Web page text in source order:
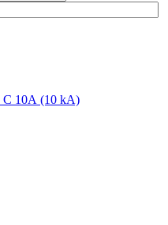
C 10А (10 kA)